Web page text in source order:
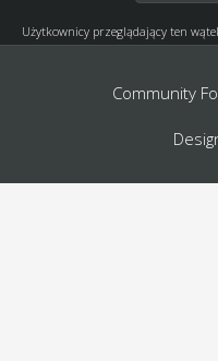
Użytkownicy przeglądający ten
Community